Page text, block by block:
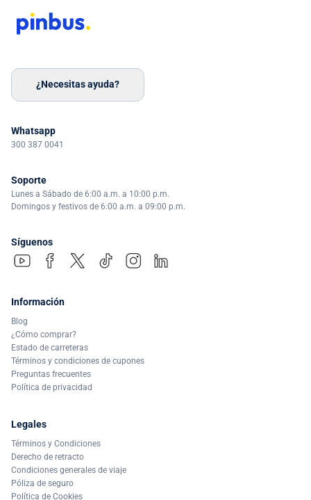
¿Necesitas ayuda?
Whatsapp
300 387 0041
Soporte
Lunes a Sábado de 6:00 a.m. a 10:00 p.m.
Domingos y festivos de 6:00 a.m. a 09:00 p.m.
Síguenos
Información
Blog
¿Cómo comprar?
Estado de carreteras
Términos y condiciones de cupones
Preguntas frecuentes
Política de privacidad
Legales
Términos y Condiciones
Derecho de retracto
Condiciones generales de viaje
Póliza de seguro
Política de Cookies